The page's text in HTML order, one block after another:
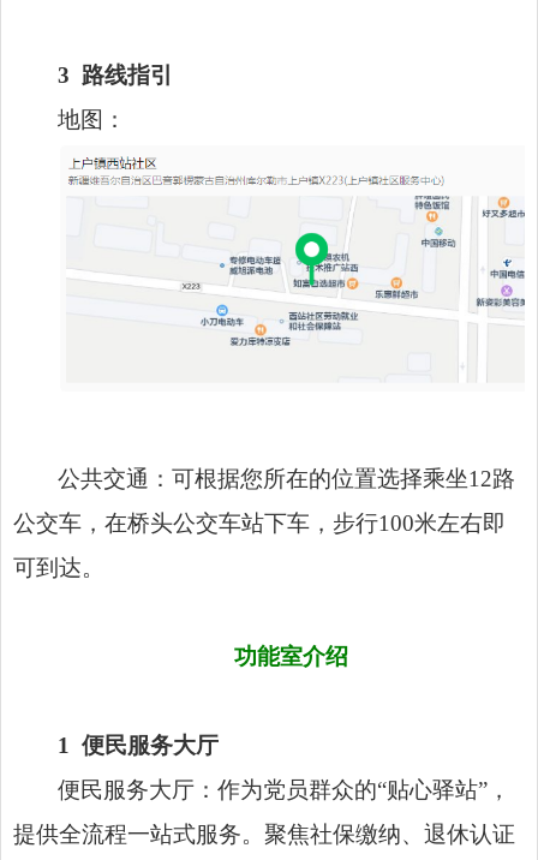
3 路线指引
地图：
公共交通：可根据您所在的位置选择乘坐12路
公交车，在桥头公交车站下车，步行100米左右即
可到达。
功能室介绍
1便民服务大厅
便民服务大厅：作为党员群众的“贴心驿站”，
提供全流程一站式服务。聚焦社保缴纳、退休认证